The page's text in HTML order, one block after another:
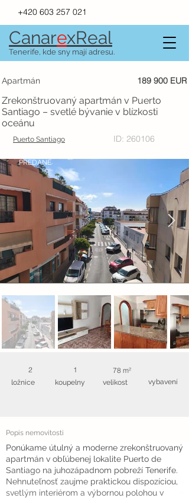
+420 603 257 021
CanarexReal
Tenerife, kde sny mají adresu.
Apartmán 189 900 EUR
Zrekonštruovaný apartmán v Puerto
Santiago – svetlé bývanie v blízkosti
oceánu
Puerto Santiago ID: 260106
PREDANÉ
2
ložnice
1
koupelny
78 m²
velikost vybavení
Popis nemovitosti
Ponúkame útulný a moderne zrekonštruovaný
apartmán v obľúbenej lokalite Puerto de
Santiago na juhozápadnom pobreží Tenerife.
Nehnuteľnosť zaujme praktickou dispozíciou,
svetlým interiérom a výbornou polohou v